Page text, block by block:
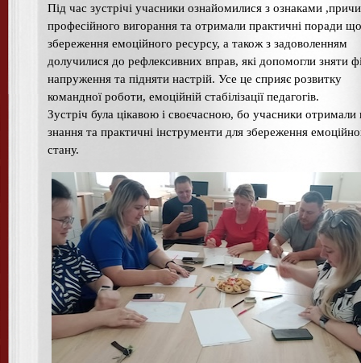
Під час зустрічі учасники ознайомилися з ознаками
професійного вигорання та отримали практичні поради
збереження емоційного ресурсу, а також з задоволенням
долучилися до рефлексивних вправ, які допомогли зняти
напруження та підняти настрій. Усе це сприяє розвитку
командної роботи, емоційній стабілізації педагогів.
Зустріч була цікавою і своєчасною, бо учасники отримали
знання та практичні інструменти для збереження
стану.